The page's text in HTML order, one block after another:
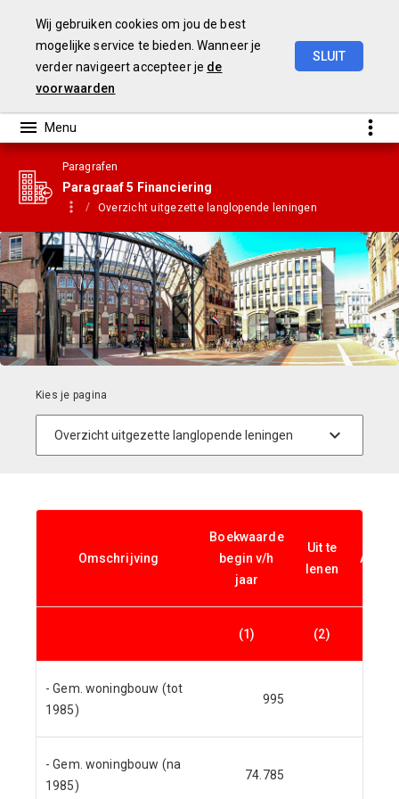
Paragrafen
Paragraaf 5 Financiering
Overzicht uitgezette langlopende leningen
Omschrijving
Boekwaarde
begin v/h
jaar
Uit te
lenen
(1) (2)
- Gem. woningbouw (tot
1985)
995
- Gem. woningbouw (na
1985)
74.785
Wij gebruiken cookies om jou de best
mogelijke service te bieden. Wanneer je
verder navigeert accepteer je de
voorwaarden
SLUIT